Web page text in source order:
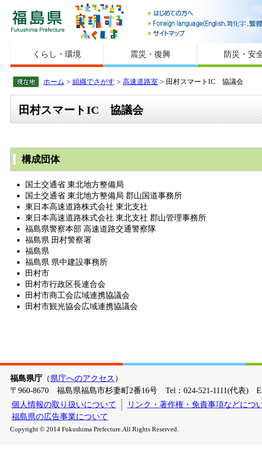
福島県
くらし・環境 震災・復興 防災・安
ホーム > 組織でさがす > 高速道路室 > 田村スマートIC 協議会
田村スマートIC 協議会
構成団体
国土交通省 東北地方整備局
国土交通省 東北地方整備局 郡山国道事務所
東日本高速道路株式会社 東北支社
東日本高速道路株式会社 東北支社 郡山管理事務所
福島県警察本部 高速道路交通警察隊
福島県 田村警察署
福島県
福島県 県中建設事務所
田村市
田村市行政区長連合会
田村市商工会広域連携協議会
田村市観光協会広域連携協議会
福島県庁 （県庁へのアクセス ）
〒960-8670 福島県福島市杉妻町2番16号 Tel：024-521-1111(代表)
個人情報の取り扱いについて
リンク・著作権・免責事項などにつ
福島県の広告事業について
Copyright © 2014 Fukushima Prefecture.All Rights Reserved.